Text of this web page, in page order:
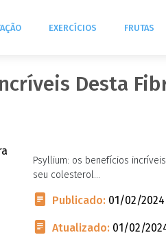
EXERCÍCIOS FRUTAS
Desta
Psyllium: os benefícios
seu colesterol...
Publicado: 01/02/2024
Atualizado: 01/02/